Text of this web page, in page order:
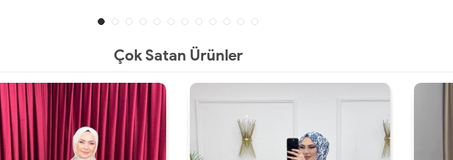
Çok Satan Ürünler